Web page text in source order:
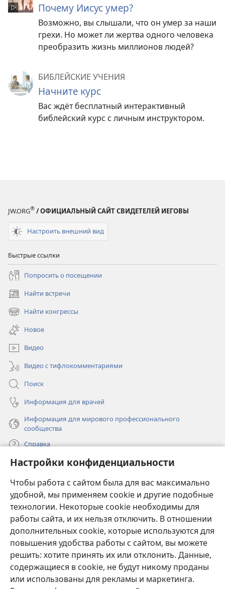
Настройки конфиденциальности
Чтобы работа с сайтом была для вас максимально
удобной, мы применяем cookie и другие подобные
технологии. Некоторые cookie необходимы для
работы сайта, и их нельзя отключить. В отношении
дополнительных cookie, которые используются для
повышения удобства работы с сайтом, вы можете
решить: хотите принять их или отклонить. Данные,
содержащиеся в cookie, не будут никому проданы
или использованы для рекламы и маркетинга.
Почему Иисус умер?
Возможно, вы слышали, что он умер за наши
грехи. Но может ли жертва одного человека
преобразить жизнь миллионов людей?
БИБЛЕЙСКИЕ УЧЕНИЯ
Начните курс
Вас ждёт бесплатный интерактивный
библейский курс с личным инструктором.
JW.ORG® / ОФИЦИАЛЬНЫЙ САЙТ СВИДЕТЕЛЕЙ ИЕГОВЫ
Настроить внешний вид
Быстрые ссылки
Попросить о посещении
Найти встречи
(открывается
в
новом
окне)
Найти конгрессы
(открывается
новом
окне)
Новое
Видео
Видео с тифлокомментариями
Поиск
Информация для врачей
Информация для мирового профессионального
сообщества
Справка
Пожертвования
в
новом
окне)
ОНЛАЙН-БИБЛИОТЕКА Сторожевой башни
(открывается
новом
окне)
JW Hub®
(открывается
в
новом
окне)
JW Library ®
Watchtower Library